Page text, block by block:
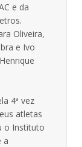
e da
Oliveira,
e Ivo
4ª vez
atletas
o Instituto
a